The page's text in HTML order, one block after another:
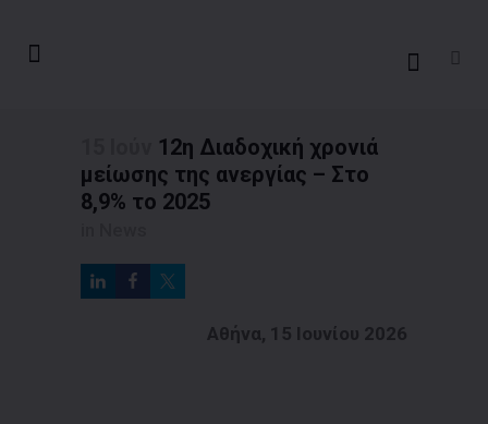
12η Διαδοχική χρονιά
μείωσης της ανεργίας – Στο
8,9% το 2025
Αθήνα, 15 Ιουνίου 2026